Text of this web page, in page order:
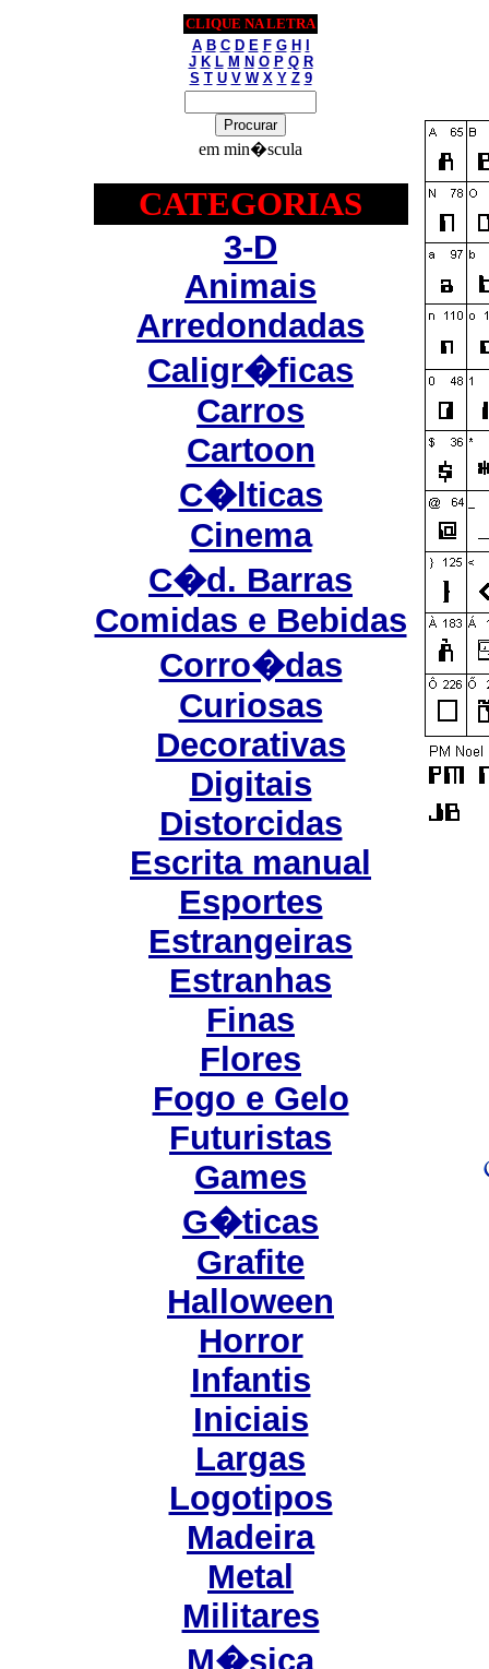
CLIQUE NA LETRA
A B C D E F G H
J K L M N O P Q R
S T U V W X Y Z 9
em min�scula
CATEGORIAS
3-D
Animais
Arredondadas
Caligr�ficas
Carros
Cartoon
C�lticas
Cinema
C�d. Barras
Comidas e Bebidas
Corro�das
Curiosas
Decorativas
Digitais
Distorcidas
Escrita manual
Esportes
Estrangeiras
Estranhas
Finas
Flores
Fogo e Gelo
Futuristas
Games
G�ticas
Grafite
Halloween
Horror
Infantis
Iniciais
Largas
Logotipos
Madeira
Metal
Militares
M�sica